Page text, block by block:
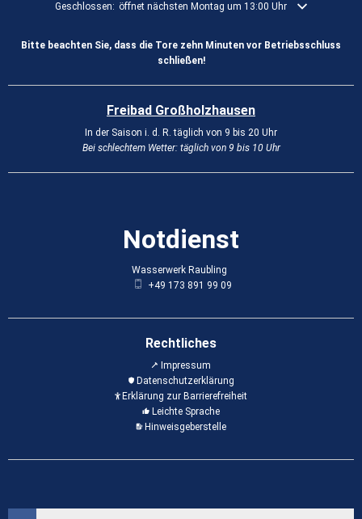
Klicken, um weitere Öffnungs- oder Schließzeiten auszublenden
Geschlossen: öffnet nächsten Montag um 13:00 Uhr
Bitte beachten Sie, dass die Tore zehn Minuten vor Betriebsschluss
schließen!
Freibad Großholzhausen
In der Saison i. d. R. täglich von 9 bis 20 Uhr
Bei schlechtem Wetter: täglich von 9 bis 10 Uhr
Notdienst
Wasserwerk Raubling
+49 173 891 99 09
Rechtliches
Impressum
Datenschutzerklärung
Erklärung zur Barrierefreiheit
Leichte Sprache
Hinweisgeberstelle